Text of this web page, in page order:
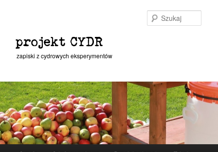
projekt CYDR
zapiski z cydrowych eksperymentów